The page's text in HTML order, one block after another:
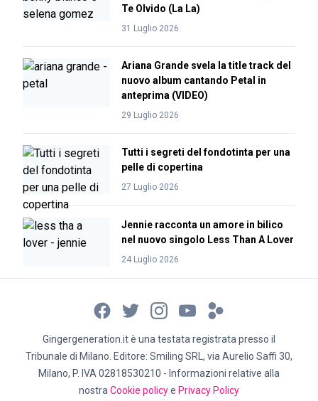
Te Olvido (La La)
31 Luglio 2026
Ariana Grande svela la title track del
nuovo album cantando Petal in
anteprima (VIDEO)
29 Luglio 2026
Tutti i segreti del fondotinta per una
pelle di copertina
27 Luglio 2026
Jennie racconta un amore in bilico
nel nuovo singolo Less Than A Lover
24 Luglio 2026
Gingergeneration.it è una testata registrata presso il
Tribunale di Milano. Editore: Smiling SRL, via Aurelio Saffi 30,
Milano, P. IVA 02818530210 - Informazioni relative alla
nostra Cookie policye Privacy Policy